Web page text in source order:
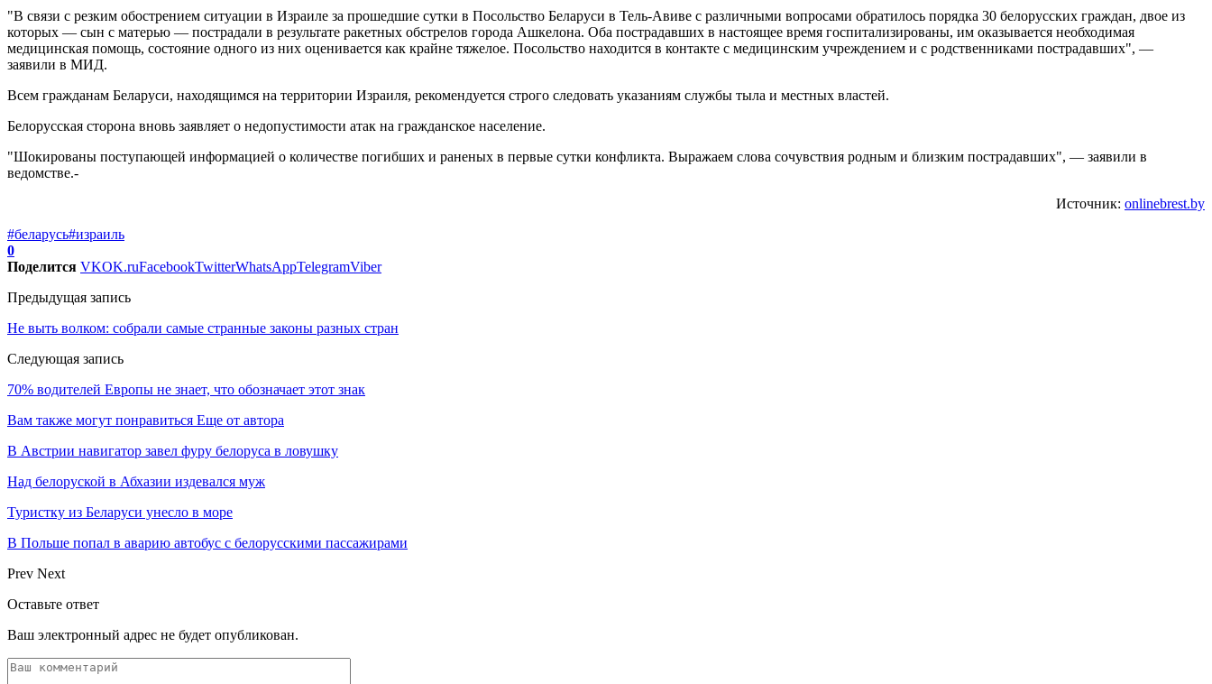
"В связи с резким обострением ситуации в Израиле за прошедшие сутки в Посольство Беларуси в Тель-Авиве с различными вопросами обратилось порядка 30 белорусских граждан, двое из
которых — сын с матерью — пострадали в результате ракетных обстрелов города Ашкелона. Оба пострадавших в настоящее время госпитализированы, им оказывается необходимая
медицинская помощь, состояние одного из них оценивается как крайне тяжелое. Посольство находится в контакте с медицинским учреждением и с родственниками пострадавших", —
заявили в МИД.
Всем гражданам Беларуси, находящимся на территории Израиля, рекомендуется строго следовать указаниям службы тыла и местных властей.
Белорусская сторона вновь заявляет о недопустимости атак на гражданское население.
"Шокированы поступающей информацией о количестве погибших и раненых в первые сутки конфликта. Выражаем слова сочувствия родным и близким пострадавших", — заявили в
ведомстве.-
Источник: onlinebrest.by
#беларусь#израиль
0
Поделится VKOK.ruFacebookTwitterWhatsAppTelegramViber
Предыдущая запись
Не выть волком: собрали самые странные законы разных стран
Следующая запись
70% водителей Европы не знает, что обозначает этот знак
Вам также могут понравиться Еще от автора
В Австрии навигатор завел фуру белоруса в ловушку
Над белоруской в Абхазии издевался муж
Туристку из Беларуси унесло в море
В Польше попал в аварию автобус с белорусскими пассажирами
Prev Next
Оставьте ответ
Ваш электронный адрес не будет опубликован.